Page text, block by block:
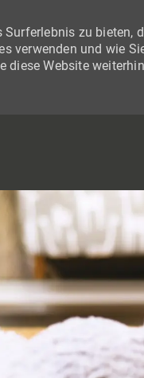
zu bieten,
verwenden und wie
diese Website